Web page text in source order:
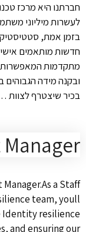
חברתנו היא מרכז
לעשרות מיליוני
בזמן אמת,
חדשות מותאמים
מתקדמות המאפשרות
ובקנה מידה
בכיר שיצטרף לצוות
a Staff
team, youll
Identity resilience
and ensuring our